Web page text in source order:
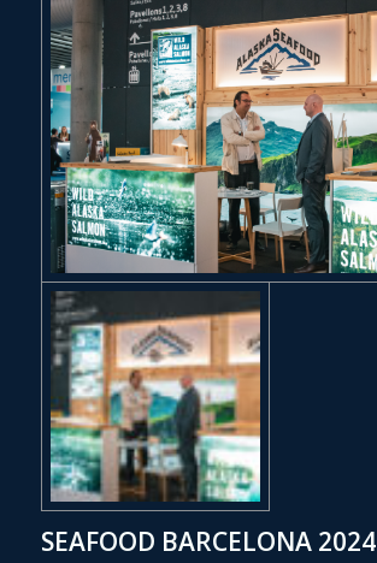
SEAFOOD BARCELONA 2024